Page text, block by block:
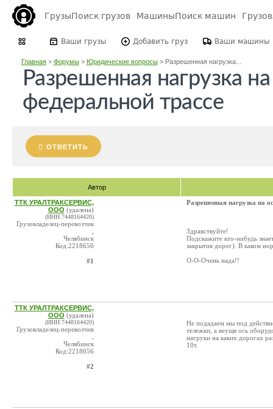
ГрузыПоиск грузов МашиныПоиск машин
Ваши грузы Добавить груз Ваши машины
Главная> Форумы> Юридические вопросы> Разрешенная нагрузка...
Разрешенная нагрузка
федеральной трассе
ОТВЕТИТЬ
Автор
ТТК УРАЛТРАКСЕРВИС,
ООО (удалена)
(ИНН:7448164420)
Грузовладелец-перевозчик
Челябинск
Код:2218656
#1
Разрешенная нагрузка на
Здравствуйте!
Подскажите кто-нибудь
закрытия дорог). В каком
О-О-Очень нада!!
ТТК УРАЛТРАКСЕРВИС,
ООО (удалена)
(ИНН:7448164420)
Грузовладелец-перевозчик
Челябинск
Код:2218656
#2
Не подадаем мы под
тележки, а веущя ось
нагруки на каких дорогах
10т.